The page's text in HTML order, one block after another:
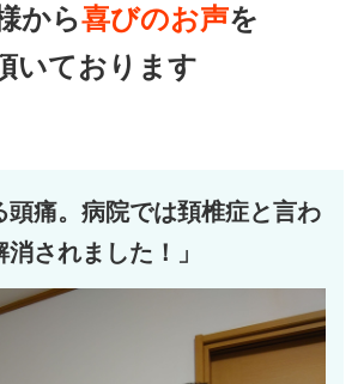
から喜びのお声を
いております
頭痛。病院では頚椎症と言わ
されました！」